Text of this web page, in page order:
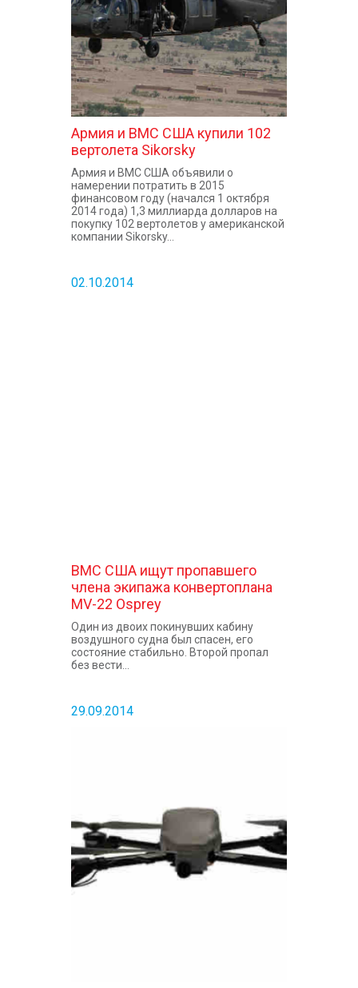
Армия и ВМС США купили 102
вертолета Sikorsky
Армия и ВМС США объявили о
намерении потратить в 2015
финансовом году (начался 1 октября
2014 года) 1,3 миллиарда долларов на
покупку 102 вертолетов у американской
компании Sikorsky...
02.10.2014
ВМС США ищут пропавшего
члена экипажа конвертоплана
MV-22 Osprey
Один из двоих покинувших кабину
воздушного судна был спасен, его
состояние стабильно. Второй пропал
без вести...
29.09.2014